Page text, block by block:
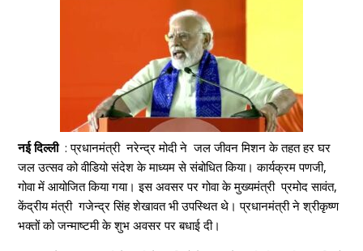
नई दिल्ली : प्रधानमंत्री नरेन्द्र मोदी ने जल जीवन मिशन के तहत हर घर
जल उत्सव को वीडियो संदेश के माध्यम से संबोधित किया। कार्यक्रम पणजी,
गोवा में आयोजित किया गया। इस अवसर पर गोवा के मुख्यमंत्री प्रमोद सावंत,
केंद्रीय मंत्री गजेन्द्र सिंह शेखावत भी उपस्थित थे। प्रधानमंत्री ने श्रीकृष्ण
भक्तों को जन्माष्टमी के शुभ अवसर पर बधाई दी।